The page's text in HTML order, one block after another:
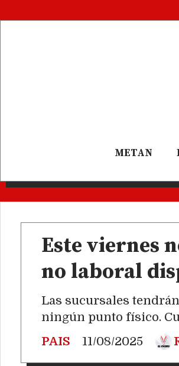
METAN
Este viernes
no laboral
Las sucursales
ningún punto físico.
PAIS
11/08/2025